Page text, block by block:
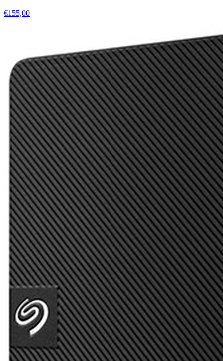
€155,00